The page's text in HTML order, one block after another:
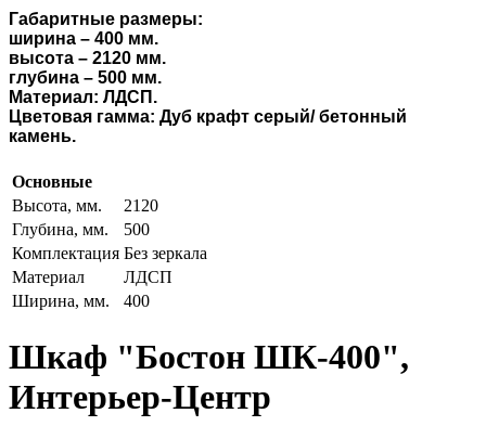
Габаритные размеры:
ширина – 400 мм.
высота – 2120 мм.
глубина – 500 мм.
Материал: ЛДСП.
Цветовая гамма: Дуб крафт серый/ бетонный
камень.
Основные
Высота, мм.
2120
Глубина, мм.
500
Комплектация Без зеркала
Материал
ЛДСП
Ширина, мм.
400
Шкаф "Бостон ШК-400",
Интерьер-Центр